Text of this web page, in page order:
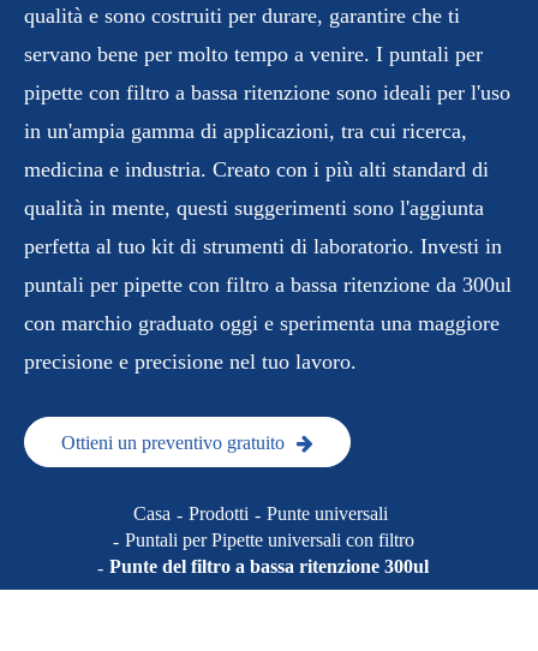
qualità e sono costruiti per durare, garantire che ti
servano bene per molto tempo a venire. I puntali per
pipette con filtro a bassa ritenzione sono ideali per l'uso
in un'ampia gamma di applicazioni, tra cui ricerca,
medicina e industria. Creato con i più alti standard di
qualità in mente, questi suggerimenti sono l'aggiunta
perfetta al tuo kit di strumenti di laboratorio. Investi in
puntali per pipette con filtro a bassa ritenzione da 300ul
con marchio graduato oggi e sperimenta una maggiore
precisione e precisione nel tuo lavoro.
Ottieni un preventivo gratuito
Casa Prodotti
Punte universali
Puntali per Pipette universali con filtro
Punte del filtro a bassa ritenzione 300ul